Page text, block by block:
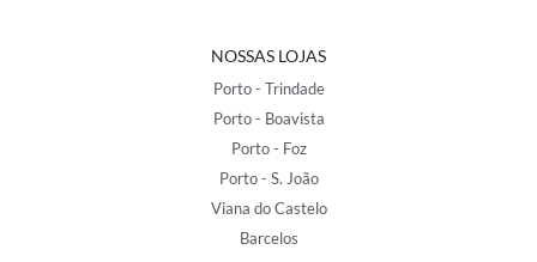
NOSSAS LOJAS
Porto - Trindade
Porto - Boavista
Porto - Foz
Porto - S. João
Viana do Castelo
Barcelos